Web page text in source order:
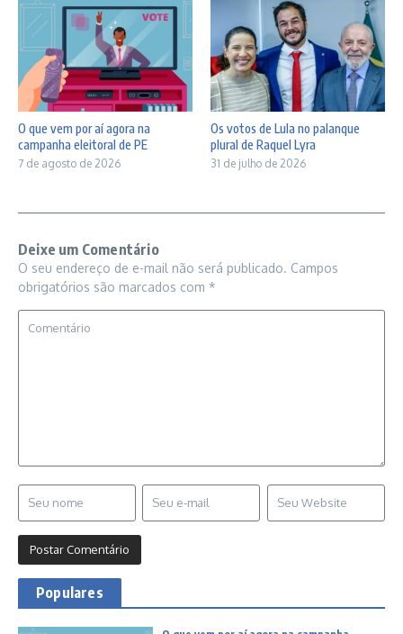
O que vem por aí agora na
campanha eleitoral de PE
7 de agosto de 2026
Os votos de Lula no palanque
plural de Raquel Lyra
31 de julho de 2026
Deixe um Comentário
O seu endereço de e-mail não será publicado. Campos
obrigatórios são marcados com *
Populares